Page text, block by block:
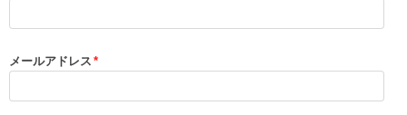
メールアドレス *